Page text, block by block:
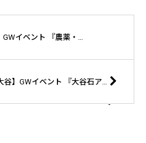
【ベルテラシェ大谷】GWイベント 『農薬・化学肥料不使用食品・試食販売』
【ベルテラシェ大谷】GWイベント 『大谷石アウトレットセール』